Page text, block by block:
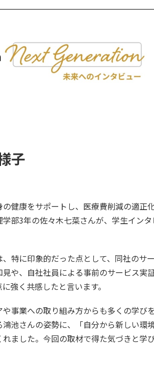
子
健康をサポートし、医療費削減の適正
部3年の佐々木七菜さんが、学生イン
特に印象的だった点として、同社のサ
や、自社社員による事前のサービス実
強く共感したと言います。
事業への取り組み方からも多くの学び
池さんの姿勢に、「自分から新しい環
ました。今回の取材で得た気づきと学